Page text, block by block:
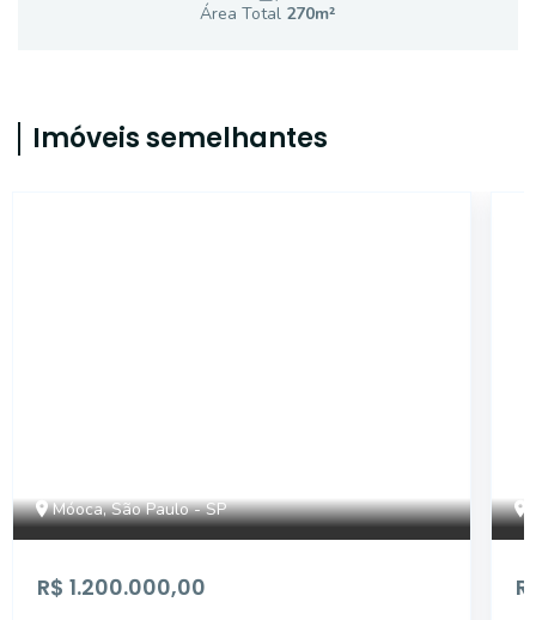
Área Total 270m²
Imóveis semelhantes
Móoca, São Paulo - SP
R$ 1.200.000,00